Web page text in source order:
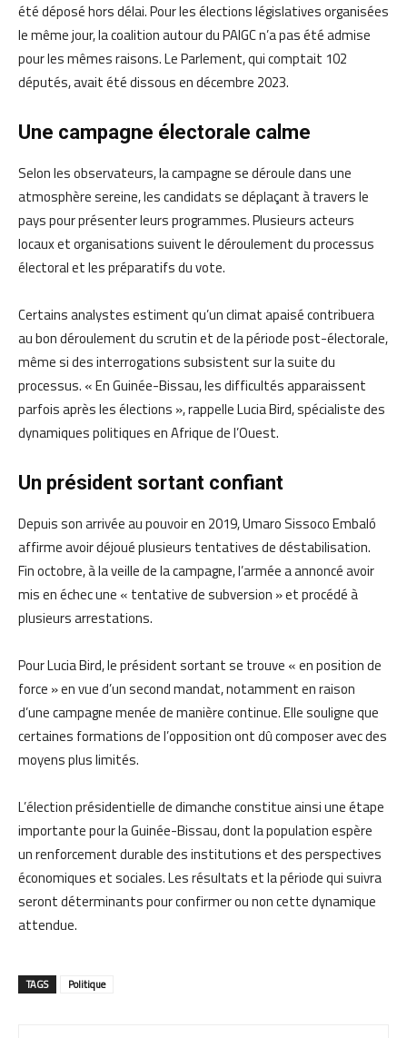
été déposé hors délai. Pour les élections législatives organisées
le même jour, la coalition autour du PAIGC n’a pas été admise
pour les mêmes raisons. Le Parlement, qui comptait 102
députés, avait été dissous en décembre 2023.
Une campagne électorale calme
Selon les observateurs, la campagne se déroule dans une
atmosphère sereine, les candidats se déplaçant à travers le
pays pour présenter leurs programmes. Plusieurs acteurs
locaux et organisations suivent le déroulement du processus
électoral et les préparatifs du vote.
Certains analystes estiment qu’un climat apaisé contribuera
au bon déroulement du scrutin et de la période post-électorale,
même si des interrogations subsistent sur la suite du
processus. « En Guinée-Bissau, les difficultés apparaissent
parfois après les élections », rappelle Lucia Bird, spécialiste des
dynamiques politiques en Afrique de l’Ouest.
Un président sortant confiant
Depuis son arrivée au pouvoir en 2019, Umaro Sissoco Embaló
affirme avoir déjoué plusieurs tentatives de déstabilisation.
Fin octobre, à la veille de la campagne, l’armée a annoncé avoir
mis en échec une « tentative de subversion » et procédé à
plusieurs arrestations.
Pour Lucia Bird, le président sortant se trouve « en position de
force » en vue d’un second mandat, notamment en raison
d’une campagne menée de manière continue. Elle souligne que
certaines formations de l’opposition ont dû composer avec des
moyens plus limités.
L’élection présidentielle de dimanche constitue ainsi une étape
importante pour la Guinée-Bissau, dont la population espère
un renforcement durable des institutions et des perspectives
économiques et sociales. Les résultats et la période qui suivra
seront déterminants pour confirmer ou non cette dynamique
attendue.
TAGS Politique